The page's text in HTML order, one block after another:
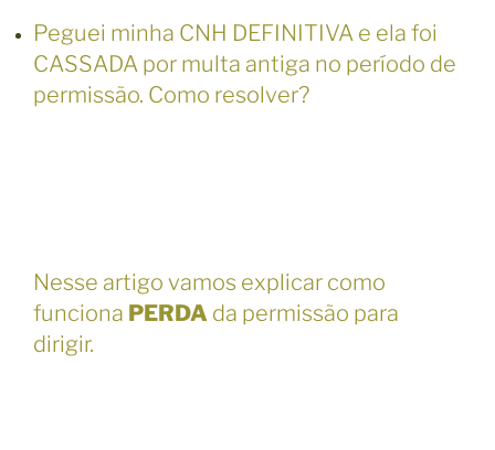
Peguei minha CNH DEFINITIVA e ela foi
CASSADA por multa antiga no período de
permissão. Como resolver?
Nesse artigo vamos explicar como
funciona PERDA da permissão para
dirigir.